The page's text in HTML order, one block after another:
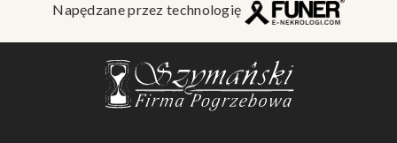
Napędzane przez technologię